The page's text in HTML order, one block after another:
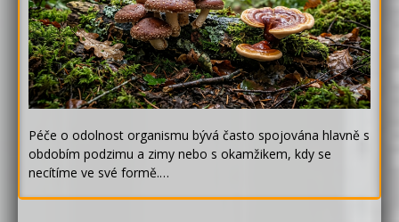
Péče o odolnost organismu bývá často spojována hlavně s
obdobím podzimu a zimy nebo s okamžikem, kdy se
necítíme ve své formě.…